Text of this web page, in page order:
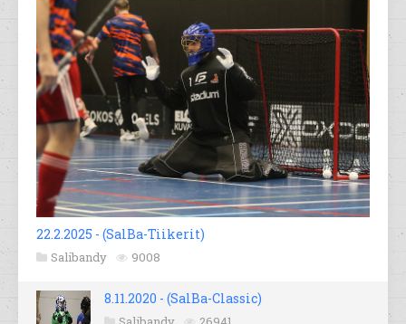
22.2.2025 - (SalBa-Tiikerit)
Salibandy 9008
8.11.2020 - (SalBa-Classic)